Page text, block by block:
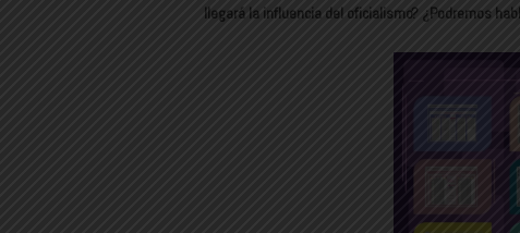
llegará la influencia del oficialismo? ¿Podremos